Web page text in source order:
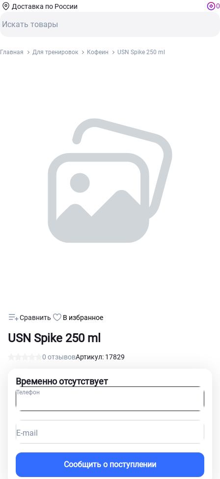
Доставка по России 0
Главная Для тренировок Кофеин USN Spike 250 ml
USN Spike 250 ml
0 отзывовАртикул: 17829
Сравнить В избранное
Временно отсутствует
Телефон
E-mail
Сообщить о поступлении